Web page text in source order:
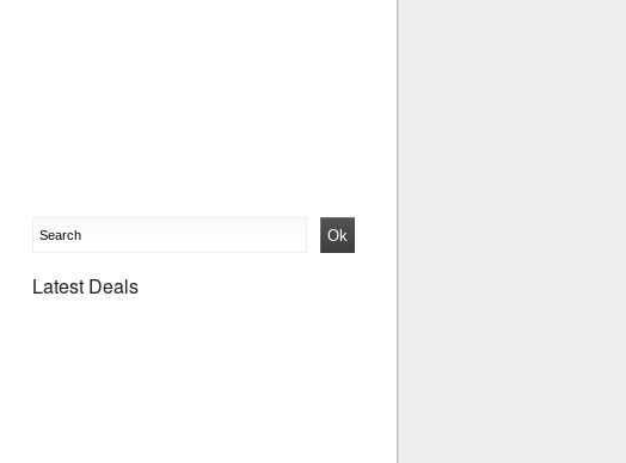
Latest Deals